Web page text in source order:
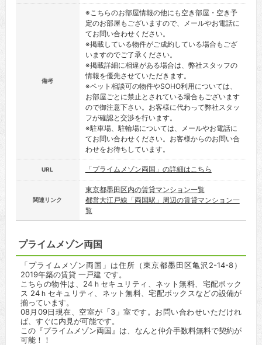
備考
※こちらのお部屋情報の他にも空き部屋・空き予
定のお部屋もございますので、メールやお電話に
てお問い合わせください。
※掲載している物件がご成約している場合もござ
いますのでご了承ください。
※掲載詳細に相違がある場合は、弊社スタッフの
情報を優先させていただきます。
※ペット相談可の物件やSOHO利用については、
お部屋ごとに禁止とされている場合もございます
ので御注意下さい。お客様に代わって弊社スタッ
フが確認と交渉を行います。
※駐車場、駐輪場については、メールやお電話に
てお問い合わせください。お客様からのお問い合
わせをお待ちしています。
URL 「プライムメゾン両国」の詳細はこちら
関連リンク
東京都墨田区内の賃貸マンション一覧
都営大江戸線「両国駅」周辺の賃貸マンション一
覧
プライムメゾン両国
「プライムメゾン両国」は住所（東京都墨田区亀沢2-14-8）
2019年築の賃貸 一戸建 です。
こちらの物件は、24ｈセキュリティ、ネット無料、宅配ボック
ス 24ｈセキュリティ、ネット無料、宅配ボックスなどの設備が
揃っています。
08月09日現在、空室が「3」室です。お問い合わせいただけれ
ば、すぐに内見が可能です。
この『プライムメゾン両国』は、なんと仲介手数料無料で契約が
可能！！